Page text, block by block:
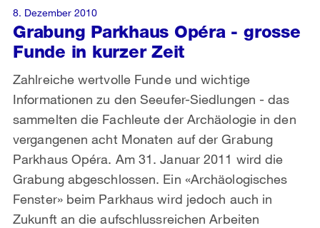
Grabung Parkhaus Opéra - grosse
Funde in kurzer Zeit
Zahlreiche wertvolle Funde und wichtige
Informationen zu den Seeufer-Siedlungen - das
sammelten die Fachleute der Archäologie in den
vergangenen acht Monaten auf der Grabung
Parkhaus Opéra. Am 31. Januar 2011 wird die
Grabung abgeschlossen. Ein «Archäologisches
Fenster» beim Parkhaus wird jedoch auch in
Zukunft an die aufschlussreichen Arbeiten
8. Dezember 2010